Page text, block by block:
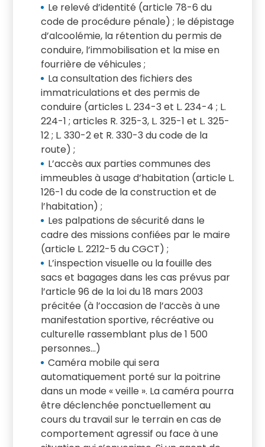
Le relevé d’identité (article 78-6 du
code de procédure pénale) ; le dépistage
d’alcoolémie, la rétention du permis de
conduire, l’immobilisation et la mise en
fourrière de véhicules ;
La consultation des fichiers des
immatriculations et des permis de
conduire (articles L. 234-3 et L. 234-4 ; L.
224-1 ; articles R. 325-3, L. 325-1 et L. 325-
12 ; L. 330-2 et R. 330-3 du code de la
route) ;
L’accès aux parties communes des
immeubles à usage d’habitation (article L.
126-1 du code de la construction et de
l’habitation) ;
Les palpations de sécurité dans le
cadre des missions confiées par le maire
(article L. 2212-5 du CGCT) ;
L’inspection visuelle ou la fouille des
sacs et bagages dans les cas prévus par
l’article 96 de la loi du 18 mars 2003
précitée (à l’occasion de l’accès à une
manifestation sportive, récréative ou
culturelle rassemblant plus de 1 500
personnes…)
Caméra mobile qui sera
automatiquement porté sur la poitrine
dans un mode « veille ». La caméra pourra
être déclenchée ponctuellement au
cours du travail sur le terrain en cas de
comportement agressif ou face à une